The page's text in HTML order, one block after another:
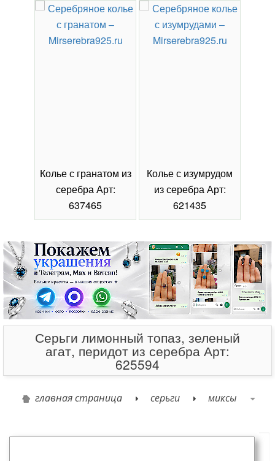
Колье с гранатом из
серебра Арт:
637465
Колье с изумрудом
из серебра Арт:
621435
Серьги лимонный топаз, зеленый
агат, перидот из серебра Арт:
625594
главная страница серьги миксы